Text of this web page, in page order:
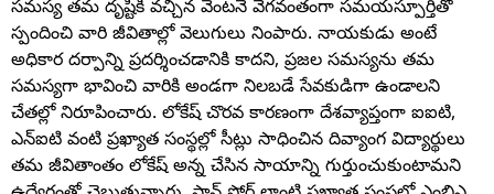
సమస్య తమ దృష్టికి వచ్చిన వెంటనే వేగవంతంగా సమయస్పూర్తితో
స్పందించి వారి జీవితాల్లో వెలుగులు నింపారు. నాయకుడు అంటే
అధికార దర్పాన్ని ప్రదర్శించడానికి కాదని, ప్రజల సమస్యను తమ
సమస్యగా భావించి వారికి అండగా నిలబడే సేవకుడిగా ఉండాలని
చేతల్లో నిరూపించారు. లోకేష్ చొరవ కారణంగా దేశవ్యాప్తంగా ఐఐటి,
ఎన్ఐటి వంటి ప్రఖ్యాత సంస్థల్లో సీట్లు సాధించిన దివ్యాంగ విద్యార్థులు
తమ జీవితాంతం లోకేష్ అన్న చేసిన సాయాన్ని గుర్తుంచుకుంటామని